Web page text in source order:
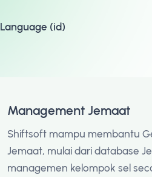
Language (id)
Management Jemaat
Shiftsoft mampu membantu
Jemaat, mulai dari database
managemen kelompok sel